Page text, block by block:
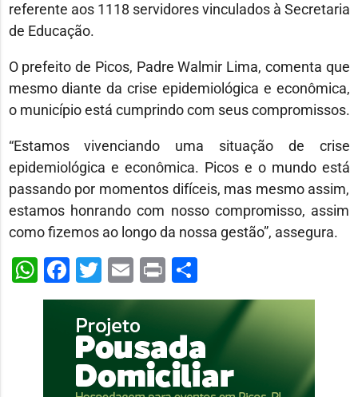
referente aos 1118 servidores vinculados à Secretaria
de Educação.
O prefeito de Picos, Padre Walmir Lima, comenta que
mesmo diante da crise epidemiológica e econômica,
o município está cumprindo com seus compromissos.
“Estamos vivenciando uma situação de crise
epidemiológica e econômica. Picos e o mundo está
passando por momentos difíceis, mas mesmo assim,
estamos honrando com nosso compromisso, assim
como fizemos ao longo da nossa gestão”, assegura.
WhatsApp
Facebook
Twitter
Email
PrintShare